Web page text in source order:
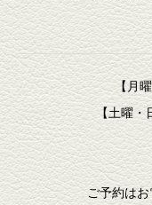
【月
【土曜・
ご予約は